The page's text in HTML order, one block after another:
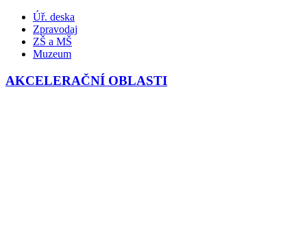
Úř. deska
Zpravodaj
ZŠ a MŠ
Muzeum
AKCELERAČNÍ OBLASTI